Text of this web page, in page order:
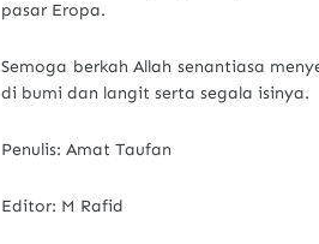
pasar Eropa.
Semoga berkah Allah senantiasa
di bumi dan langit serta segala isinya.
Penulis: Amat Taufan
Editor: M Rafid